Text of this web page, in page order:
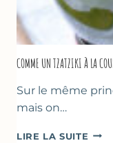
COMME UN TZATZIKI À LA
Sur le même
mais on…
LIRE LA SUITE